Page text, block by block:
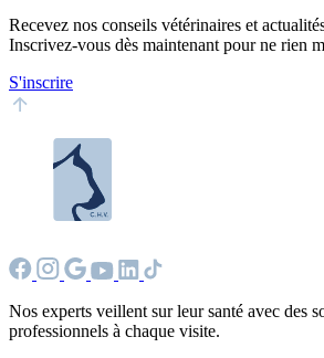
Recevez nos conseils vétérinaires et
Inscrivez-vous dès maintenant pour ne rien
S'inscrire
Nos experts veillent sur leur santé avec des
professionnels à chaque visite.